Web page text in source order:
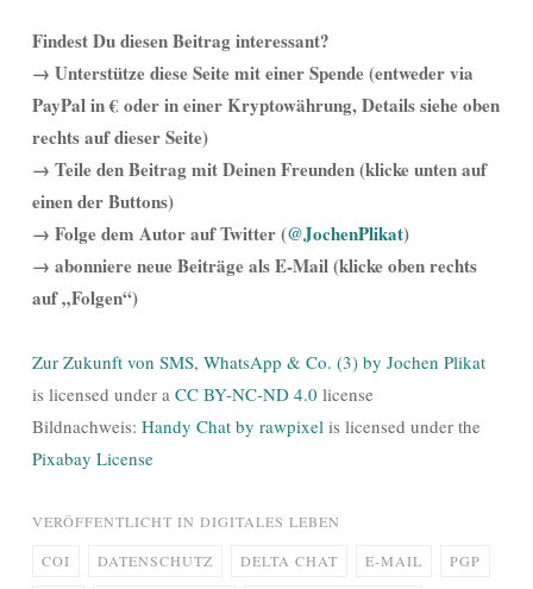
Findest Du diesen Beitrag interessant?
→ Unterstütze diese Seite mit einer Spende (entweder via
PayPal in € oder in einer Kryptowährung, Details siehe oben
rechts auf dieser Seite)
→ Teile den Beitrag mit Deinen Freunden (klicke unten auf
einen der Buttons)
→ Folge dem Autor auf Twitter (@JochenPlikat)
→ abonniere neue Beiträge als E-Mail (klicke oben rechts
auf „Folgen“)
Zur Zukunft von SMS, WhatsApp & Co. (3) by Jochen Plikat
is licensed under a CC BY-NC-ND 4.0 license
Bildnachweis: Handy Chat by rawpixel is licensed under the
Pixabay License
VERÖFFENTLICHT IN DIGITALES LEBEN
COI DATENSCHUTZ DELTA CHAT E-MAIL PGP